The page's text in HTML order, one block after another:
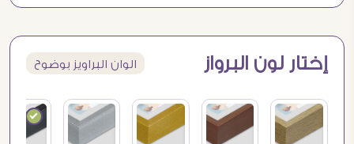
إختار لون البرواز الوان البراويز بوضوح